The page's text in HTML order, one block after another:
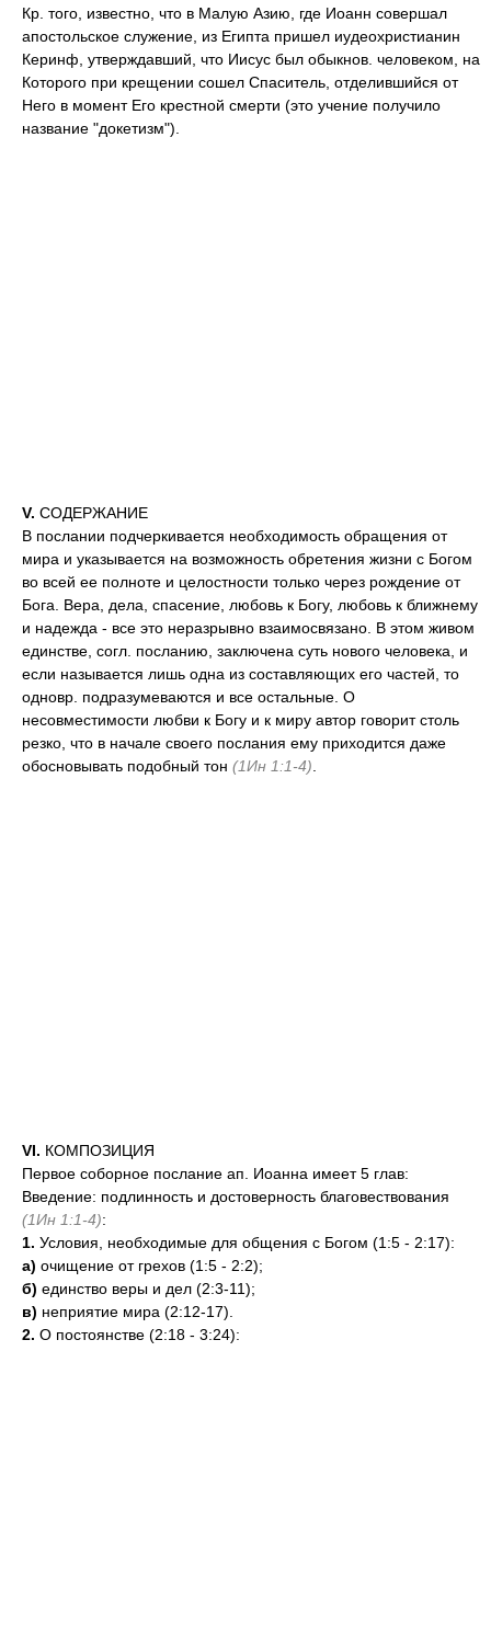
Кр. того, известно, что в Малую Азию, где Иоанн совершал
апостольское служение, из Египта пришел иудеохристианин
Керинф, утверждавший, что Иисус был обыкнов. человеком, на
Которого при крещении сошел Спаситель, отделившийся от
Него в момент Его крестной смерти (это учение получило
название "докетизм").
V. СОДЕРЖАНИЕ
В послании подчеркивается необходимость обращения от
мира и указывается на возможность обретения жизни с Богом
во всей ее полноте и целостности только через рождение от
Бога. Вера, дела, спасение, любовь к Богу, любовь к ближнему
и надежда - все это неразрывно взаимосвязано. В этом живом
единстве, согл. посланию, заключена суть нового человека, и
если называется лишь одна из составляющих его частей, то
одновр. подразумеваются и все остальные. О
несовместимости любви к Богу и к миру автор говорит столь
резко, что в начале своего послания ему приходится даже
обосновывать подобный тон (1Ин 1:1-4)
VI. КОМПОЗИЦИЯ
Первое соборное послание ап. Иоанна имеет 5 глав:
Введение: подлинность и достоверность благовествования
(1Ин 1:1-4):
1. Условия, необходимые для общения с Богом (1:5 - 2:17):
а) очищение от грехов (1:5 - 2:2);
б) единство веры и дел (2:3-11);
в) неприятие мира (2:12-17).
2. О постоянстве (2:18 - 3:24):